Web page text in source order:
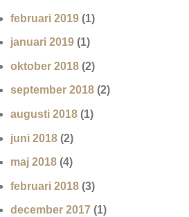
februari 2019 (1)
januari 2019 (1)
oktober 2018 (2)
september 2018 (2)
augusti 2018 (1)
juni 2018 (2)
maj 2018 (4)
februari 2018 (3)
december 2017 (1)